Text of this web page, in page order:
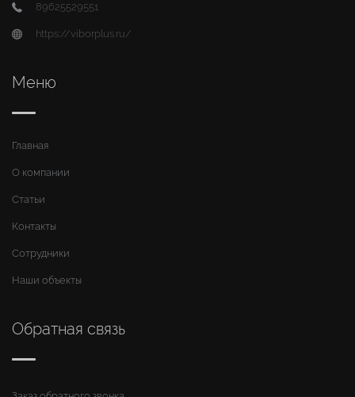
89625529551
https://viborplus.ru/
Меню
Главная
О компании
Статьи
Контакты
Сотрудники
Наши объекты
Обратная связь